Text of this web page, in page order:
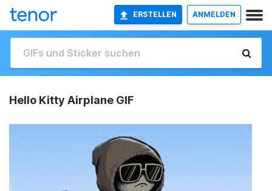
ERSTELLEN ANMELDEN
Hello Kitty Airplane GIF